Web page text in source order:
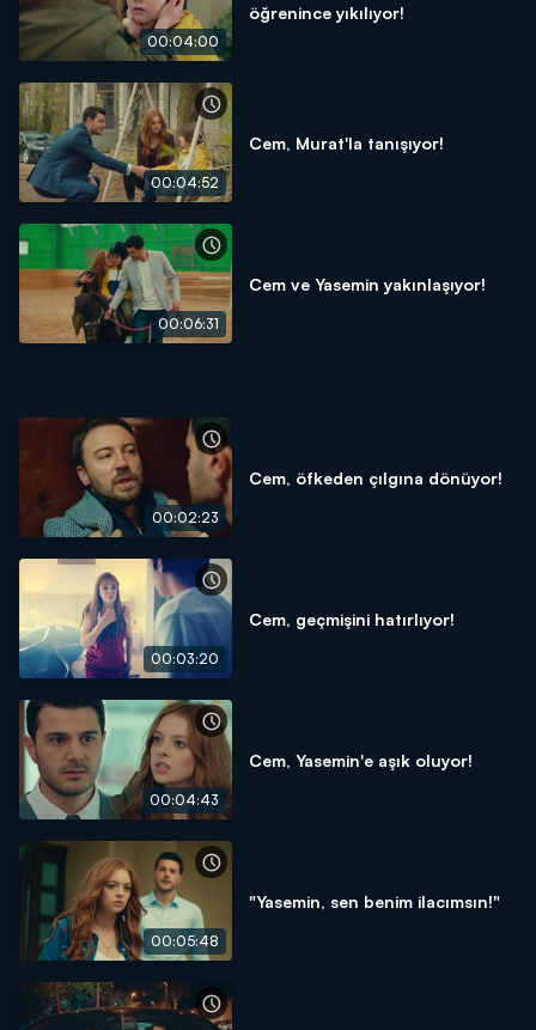
00:04:00
öğrenince yıkılıyor!
00:04:52
Cem, Murat'la tanışıyor!
00:06:31
Cem ve Yasemin yakınlaşıyor!
00:02:23
Cem, öfkeden çılgına dönüyor!
00:03:20
Cem, geçmişini hatırlıyor!
00:04:43
Cem, Yasemin'e aşık oluyor!
00:05:48
"Yasemin, sen benim ilacımsın!"